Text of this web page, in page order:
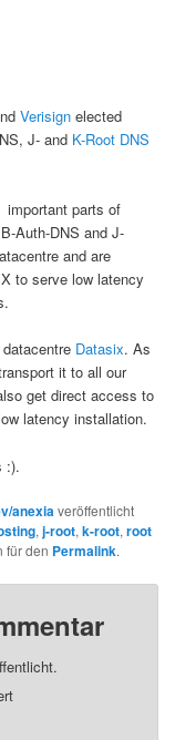
Verisign elected
J- and K-Root DNS
important parts of
Auth-DNS and J-
and are
to serve low latency
Datasix. As
it to all our
get direct access to
latency installation.
:).
anexiaveröffentlicht
,j-root,k-root,root
für den Permalink.